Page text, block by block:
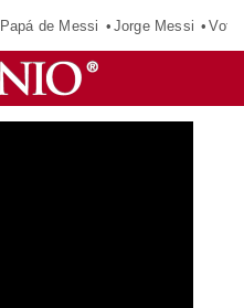
Papá de Messi Jorge Messi